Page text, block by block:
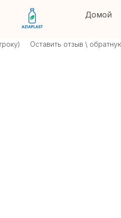
Домой
Оставить отзыв \ обратную